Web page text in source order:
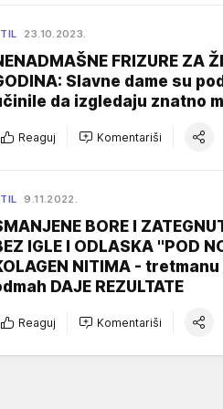
23.10.2023.
FRIZURE ZA
Slavne dame su
da izgledaju znatno
Reaguj Komentariši
9.11.2022.
BORE I
IGLE I ODLASKA ''POD
NITIMA -
DAJE REZULTATE
Reaguj Komentariši